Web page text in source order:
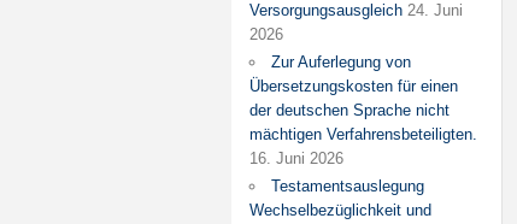
Versorgungsausgleich 24. Juni
2026
Zur Auferlegung von
Übersetzungskosten für einen
der deutschen Sprache nicht
mächtigen Verfahrensbeteiligten.
16. Juni 2026
Testamentsauslegung
Wechselbezüglichkeit und